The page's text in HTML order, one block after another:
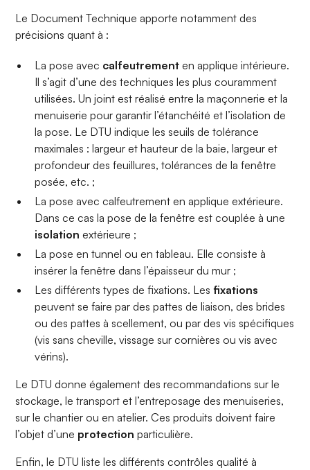
Le Document Technique apporte notamment des
précisions quant à :
La pose avec calfeutrement en applique intérieure.
Il s’agit d’une des techniques les plus couramment
utilisées. Un joint est réalisé entre la maçonnerie et la
menuiserie pour garantir l’étanchéité et l’isolation de
la pose. Le DTU indique les seuils de tolérance
maximales : largeur et hauteur de la baie, largeur et
profondeur des feuillures, tolérances de la fenêtre
posée, etc. ;
La pose avec calfeutrement en applique extérieure.
Dans ce cas la pose de la fenêtre est couplée à une
isolation extérieure ;
La pose en tunnel ou en tableau. Elle consiste à
insérer la fenêtre dans l’épaisseur du mur ;
Les différents types de fixations. Lesfixations
peuvent se faire par des pattes de liaison, des brides
ou des pattes à scellement, ou par des vis spécifiques
(vis sans cheville, vissage sur cornières ou vis avec
vérins).
Le DTU donne également des recommandations sur le
stockage, le transport et l’entreposage des menuiseries,
sur le chantier ou en atelier. Ces produits doivent faire
l’objet d’une protection particulière.
Enfin, le DTU liste les différents contrôles qualité à